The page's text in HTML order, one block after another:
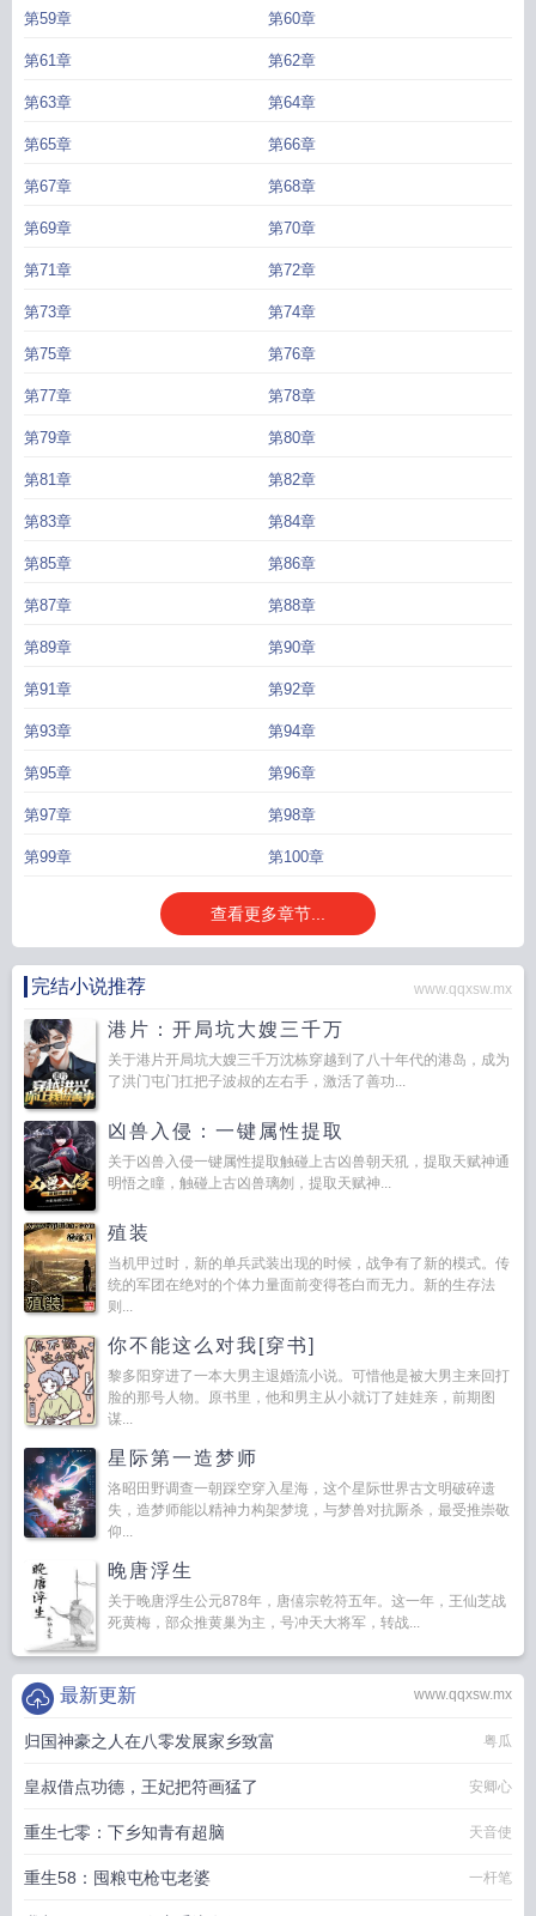
第59章 第60章
第61章 第62章
第63章 第64章
第65章 第66章
第67章 第68章
第69章 第70章
第71章 第72章
第73章 第74章
第75章 第76章
第77章 第78章
第79章 第80章
第81章 第82章
第83章 第84章
第85章 第86章
第87章 第88章
第89章 第90章
第91章 第92章
第93章 第94章
第95章 第96章
第97章 第98章
第99章 第100章
查看更多章节...
完结小说推荐 www.qqxsw.mx
港片：开局坑大嫂三千万
关于港片开局坑大嫂三千万沈栋穿越到了八十年代的港岛，成为
了洪门屯门扛把子波叔的左右手，激活了善功...
凶兽入侵：一键属性提取
关于凶兽入侵一键属性提取触碰上古凶兽朝天犼，提取天赋神通
明悟之瞳，触碰上古凶兽璃刎，提取天赋神...
殖装
当机甲过时，新的单兵武装出现的时候，战争有了新的模式。传
统的军团在绝对的个体力量面前变得苍白而无力。新的生存法
则...
你不能这么对我[穿书]
黎多阳穿进了一本大男主退婚流小说。可惜他是被大男主来回打
脸的那号人物。原书里，他和男主从小就订了娃娃亲，前期图
谋...
星际第一造梦师
洛昭田野调查一朝踩空穿入星海，这个星际世界古文明破碎遗
失，造梦师能以精神力构架梦境，与梦兽对抗厮杀，最受推崇敬
仰...
晚唐浮生
关于晚唐浮生公元878年，唐僖宗乾符五年。这一年，王仙芝战
死黄梅，部众推黄巢为主，号冲天大将军，转战...
www.qqxsw.mx
最新更新
归国神豪之人在八零发展家乡致富 粤瓜
皇叔借点功德，王妃把符画猛了 安卿心
重生七零：下乡知青有超脑 天音使
重生58：囤粮屯枪屯老婆 一杆笔